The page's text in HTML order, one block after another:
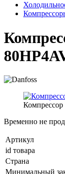
Временно не
Артикул
id товара
Страна
Минимальный